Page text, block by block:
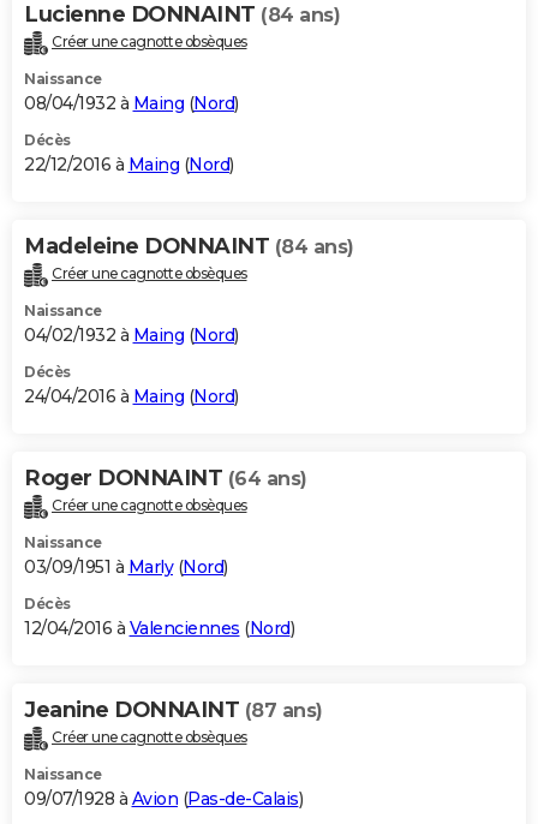
Lucienne DONNAINT (84 ans)
Créer une cagnotte obsèques
Naissance
08/04/1932 à Maing (Nord)
Décès
22/12/2016 à Maing (Nord)
Madeleine DONNAINT (84 ans)
Créer une cagnotte obsèques
Naissance
04/02/1932 à Maing (Nord)
Décès
24/04/2016 à Maing (Nord)
Roger DONNAINT (64 ans)
Créer une cagnotte obsèques
Naissance
03/09/1951 à Marly(Nord)
Décès
12/04/2016 à Valenciennes (Nord)
Jeanine DONNAINT (87 ans)
Créer une cagnotte obsèques
Naissance
09/07/1928 à Avion (Pas-de-Calais)